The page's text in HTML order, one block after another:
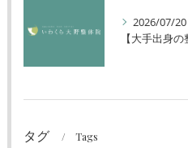
2026/07/20
タグ Tags